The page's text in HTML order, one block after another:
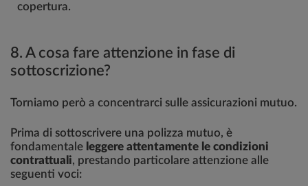
copertura.
8. A cosa fare attenzione in fase di
sottoscrizione?
Torniamo però a concentrarci sulle assicurazioni mutuo.
Prima di sottoscrivere una polizza mutuo, è
fondamentale leggere attentamente le condizioni
contrattuali, prestando particolare attenzione alle
seguenti voci: